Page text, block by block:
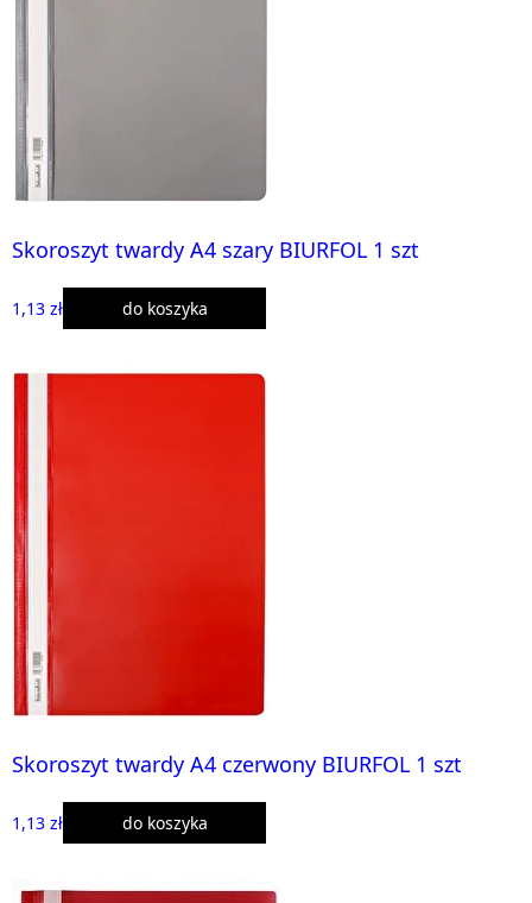
Skoroszyt twardy A4 szary BIURFOL 1 szt
1,13 zł do koszyka
Skoroszyt twardy A4 czerwony BIURFOL 1 szt
1,13 zł do koszyka